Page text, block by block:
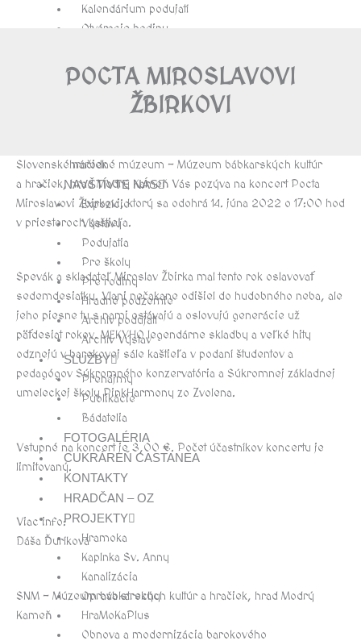
Kalendárium podujatí
Otváracie hodiny
Kontakty
Návštevnícky poriadok
hračiek
NAVŠTÍVTE NÁS
Expozície
Výstavy
Podujatia
Pre školy
Pre rodiny
Hradné podzemie
Archív podujatí
Archív Výstav
SLUŽBY
Prenájmy
Publikácie
Bádatelia
FOTOGALÉRIA
CUKRÁREŇ CASTANEA
KONTAKTY
HRADČAN – OZ
PROJEKTY
Hramoka
Kaplnka Sv. Anny
Kanalizácia
Oprava strechy
HraMoKaPlus
Obnova a modernizácia barokového
POCTA MIROSLAVOVI
ŽBIRKOVI
Slovenské národné múzeum – Múzeum bábkarských kultúr
a hračiek, hrad Modrý Kameň Vás pozýva na koncert Pocta
Miroslavovi Žbirkovi, ktorý sa odohrá 14. júna 2022 o 17:00 hod
v priestoroch kaštieľa.
Spevák a skladateľ Miroslav Žbirka mal tento rok oslavovať
sedemdesiatku. Vlani nečakane odišiel do hudobného neba, ale
jeho piesne tu s nami ostávajú a oslovujú generácie už
päťdesiat rokov. MEKYHO legendárne skladby a veľké hity
odznejú v barokovej sále kaštieľa v podaní študentov a
pedagógov Súkromného konzervatória a Súkromnej základnej
umeleckej školy PinkHarmony zo Zvolena.
Vstupné na koncert je 3,00 €. Počet účastníkov koncertu je
limitovaný.
Viac info:
Dáša Ďuríková
SNM – Múzeum bábkarských kultúr a hračiek, hrad Modrý
Kameň